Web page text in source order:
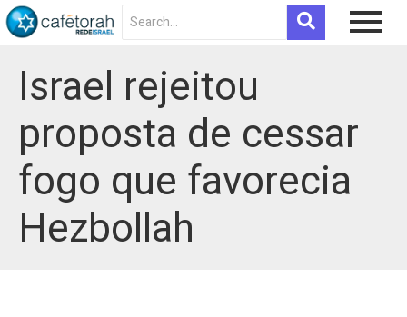
Israel rejeitou
proposta de cessar
fogo que favorecia
Hezbollah